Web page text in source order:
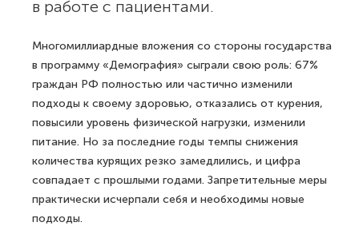
в работе с пациентами.
Многомиллиардные вложения со стороны государства
в программу «Демография» сыграли свою роль: 67%
граждан РФ полностью или частично изменили
подходы к своему здоровью, отказались от курения,
повысили уровень физической нагрузки, изменили
питание. Но за последние годы темпы снижения
количества курящих резко замедлились, и цифра
совпадает с прошлыми годами. Запретительные меры
практически исчерпали себя и необходимы новые
подходы.